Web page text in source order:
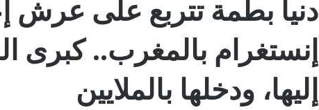
دنيا بطمة تتربع على عرش
إنستغرام بالمغرب.. كبرى
إليها، ودخلها بالملايين